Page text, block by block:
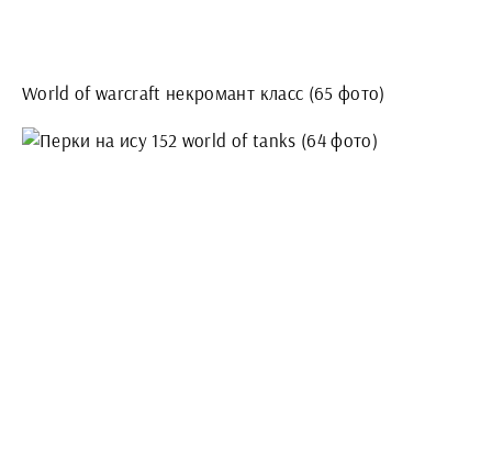
World of warcraft некромант класс (65 фото)